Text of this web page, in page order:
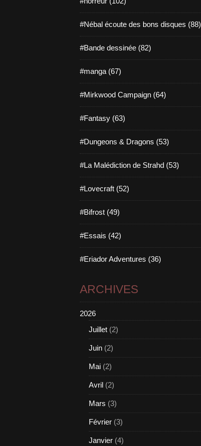
#Nébal écoute des bons disques (88)
#Bande dessinée (82)
#manga (67)
#Mirkwood Campaign (64)
#Fantasy (63)
#Dungeons & Dragons (53)
#La Malédiction de Strahd (53)
#Lovecraft (52)
#Bifrost (49)
#Essais (42)
#Eriador Adventures (36)
ARCHIVES
2026
Juillet (2)
Juin (2)
Mai (2)
Avril (2)
Mars (3)
Février (3)
Janvier (4)